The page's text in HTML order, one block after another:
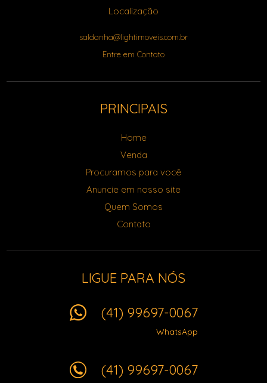
Localização
saldanha@lightimoveis.com.br
Entre em Contato
PRINCIPAIS
Home
Venda
Procuramos para você
Anuncie em nosso site
Quem Somos
Contato
LIGUE PARA NÓS
(41) 99697-0067
WhatsApp
(41) 99697-0067